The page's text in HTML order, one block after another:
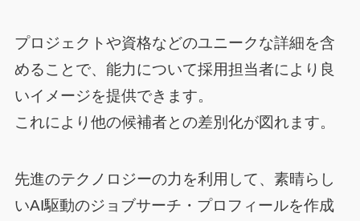
プロジェクトや資格などのユニークな詳細を含
めることで、能力について採用担当者により良
いイメージを提供できます。
これにより他の候補者との差別化が図れます。
先進のテクノロジーの力を利用して、素晴らし
いAI駆動のジョブサーチ・プロフィールを作成